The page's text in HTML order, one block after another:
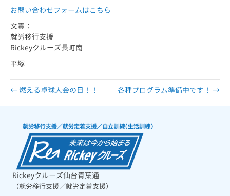
お問い合わせフォームはこちら
文責：
就労移行支援
Rickeyクルーズ長町南
平塚
← 燃える卓球大会の日！！ 各種プログラム準備中です！ →
Rickeyクルーズ仙台青葉通
（就労移行支援／就労定着支援）